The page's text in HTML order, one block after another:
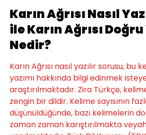
Karın Ağrısı Nasıl
ile Karın Ağrısı Doğru
Nedir?
Karın Ağrısı nasıl yazılır sorusu, bu
yazımı hakkında bilgi edinmek
araştırılmaktadır. Zira Türkçe,
zengin bir dildir. Kelime sayısının
düşünüldüğünde, bazı kelimelerin
zaman zaman karıştırılmakta